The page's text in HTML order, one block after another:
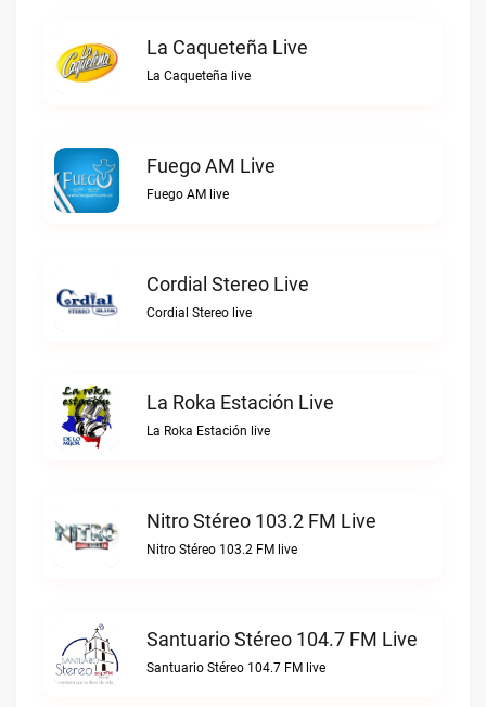
La Caqueteña Live
La Caqueteña live
Fuego AM Live
Fuego AM live
Cordial Stereo Live
Cordial Stereo live
La Roka Estación Live
La Roka Estación live
Nitro Stéreo 103.2 FM Live
Nitro Stéreo 103.2 FM live
Santuario Stéreo 104.7 FM Live
Santuario Stéreo 104.7 FM live